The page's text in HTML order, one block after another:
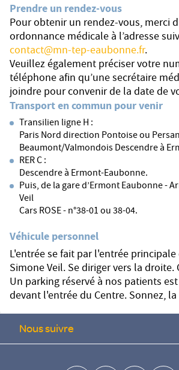
Prendre un rendez-vous
Pour obtenir un rendez-vous, merci
ordonnance médicale à l’adresse
contact@mn-tep-eaubonne.fr.
Veuillez également préciser votre
téléphone afin qu’une secrétaire
joindre pour convenir de la date de
Transport en commun pour venir
Transilien ligne H :
Paris Nord direction Pontoise ou Persan
Beaumont/Valmondois Descendre à
RER C :
Descendre à Ermont-Eaubonne.
Puis, de la gare d’Ermont Eaubonne -
Veil
Cars ROSE - n°38-01 ou 38-04.
Véhicule personnel
L'entrée se fait par l'entrée
Simone Veil. Se diriger vers la
Un parking réservé à nos patients
devant l'entrée du Centre. Sonnez,
Nous suivre